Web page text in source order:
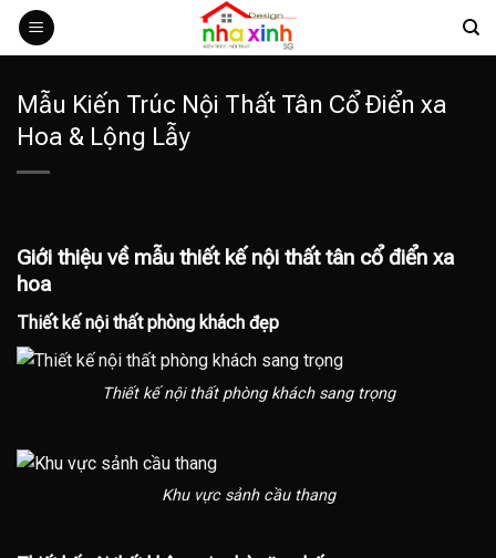
qua
dungMẫu Kiến Trúc Nội Thất Tân Cổ Điển xa
Hoa & Lộng Lẫy
Giới thiệu về mẫu thiết kế nội thất tân cổ điển xa
hoa
Thiết kế nội thất phòng khách đẹp
Thiết kế nội thất phòng khách sang trọng
Khu vực sảnh cầu thang